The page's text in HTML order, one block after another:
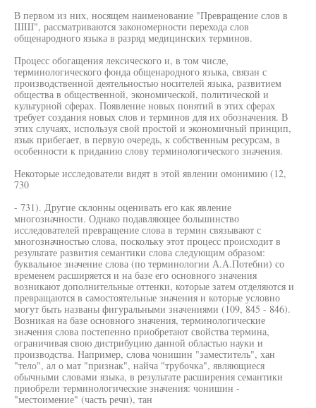
В первом из них, носящем наименование "Превращение слов в
ШШ", рассматриваются закономерности перехода слов
общенародного языка в разряд медицинских терминов.
Процесс обогащения лексического и, в том числе,
терминологического фонда общенародного языка, связан с
производственной деятельностью носителей языка, развитием
общества в общественной, экономической, политической и
культурной сферах. Появление новых понятий в этих сферах
требует создания новых слов и терминов для их обозначения. В
этих случаях, используя свой простой и экономичный принцип,
язык прибегает, в первую очередь, к собственным ресурсам, в
особенности к приданию слову терминологического значения.
Некоторые исследователи видят в этой явлении омонимию (12,
730
- 731). Другие склонны оценивать его как явление
многозначности. Однако подавляющее большинство
исследователей превращение слова в термин связывают с
многозначностью слова, поскольку этот процесс происходит в
результате развития семантики слова следующим образом:
буквальное значение слова (по терминологии А.А.Потебни) со
временем расширяется и на базе его основного значения
возникают дополнительные оттенки, которые затем отделяются и
превращаются в самостоятельные значения и которые условно
могут быть названы фигуральными значениями (109, 845 - 846).
Возникая на базе основного значения, терминологические
значения слова постепенно приобретают свойства термина,
ограничивая свою дистрибуцию данной областью науки и
производства. Например, слова чонишин "заместитель", хан
"тело", ал о мат "признак", найча "трубочка", являющиеся
обычными словами языка, в результате расширения семантики
приобрели терминологические значения: чонишин -
"местоимение" (часть речи), тан